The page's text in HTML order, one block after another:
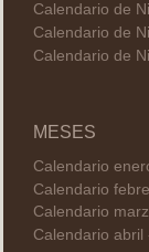
Calendario de
Calendario de
Calendario de
MESES
Calendario
Calendario
Calendario
Calendario abril